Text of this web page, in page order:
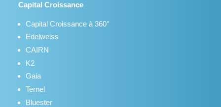
Capital Croissance
Capital Croissance à 360°
Edelweiss
CAIRN
K2
Gaia
Ternel
Bluester